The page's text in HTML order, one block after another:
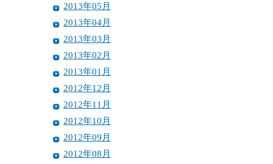
2013年05月
2013年04月
2013年03月
2013年02月
2013年01月
2012年12月
2012年11月
2012年10月
2012年09月
2012年08月